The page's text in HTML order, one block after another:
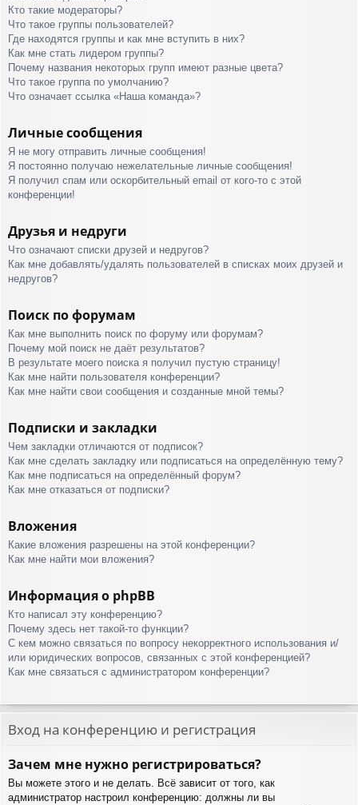
Кто такие модераторы?
Что такое группы пользователей?
Где находятся группы и как мне вступить в них?
Как мне стать лидером группы?
Почему названия некоторых групп имеют разные цвета?
Что такое группа по умолчанию?
Что означает ссылка «Наша команда»?
Личные сообщения
Я не могу отправить личные сообщения!
Я постоянно получаю нежелательные личные сообщения!
Я получил спам или оскорбительный email от кого-то с этой
конференции!
Друзья и недруги
Что означают списки друзей и недругов?
Как мне добавлять/удалять пользователей в списках моих друзей и
недругов?
Поиск по форумам
Как мне выполнить поиск по форуму или форумам?
Почему мой поиск не даёт результатов?
В результате моего поиска я получил пустую страницу!
Как мне найти пользователя конференции?
Как мне найти свои сообщения и созданные мной темы?
Подписки и закладки
Чем закладки отличаются от подписок?
Как мне сделать закладку или подписаться на определённую тему?
Как мне подписаться на определённый форум?
Как мне отказаться от подписки?
Вложения
Какие вложения разрешены на этой конференции?
Как мне найти мои вложения?
Информация о phpBB
Кто написал эту конференцию?
Почему здесь нет такой-то функции?
С кем можно связаться по вопросу некорректного использования и/
или юридических вопросов, связанных с этой конференцией?
Как мне связаться с администратором конференции?
Вход на конференцию и регистрация
Зачем мне нужно регистрироваться?
Вы можете этого и не делать. Всё зависит от того, как
администратор настроил конференцию: должны ли вы